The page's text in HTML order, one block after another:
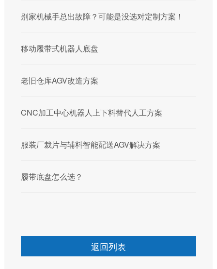
别家机械手总出故障？可能是没选对定制方案！‌
移动履带式机器人底盘
老旧仓库AGV改造方案
CNC加工中心机器人上下料替代人工方案
服装厂裁片与辅料智能配送AGV解决方案
履带底盘怎么选？
返回列表